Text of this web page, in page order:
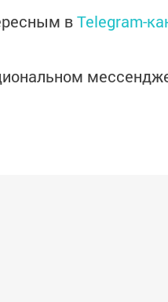
вTelegram-